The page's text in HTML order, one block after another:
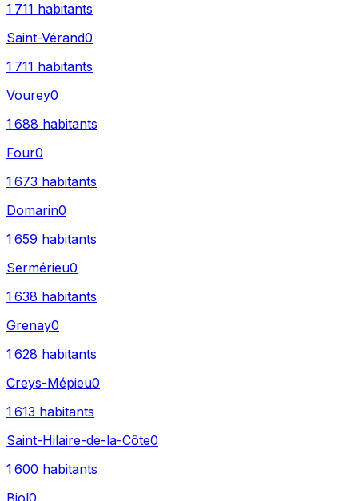
1 711 habitants
Saint-Vérand0
1 711 habitants
Vourey0
1 688 habitants
Four0
1 673 habitants
Domarin0
1 659 habitants
Sermérieu0
1 638 habitants
Grenay0
1 628 habitants
Creys-Mépieu0
1 613 habitants
Saint-Hilaire-de-la-Côte0
1 600 habitants